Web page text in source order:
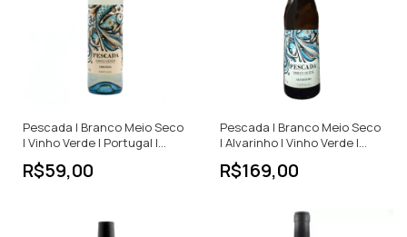
Pescada | Branco Meio Seco
| Vinho Verde | Portugal |
R$59,00
Pescada | Branco Meio Seco
| Alvarinho | Vinho Verde |
R$169,00